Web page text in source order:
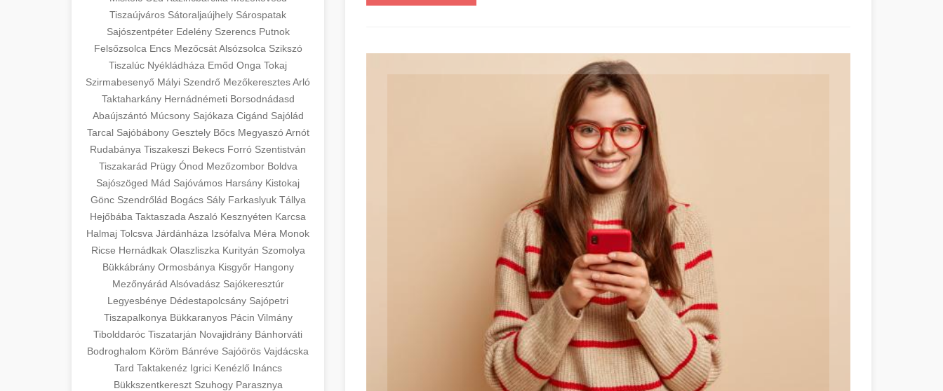
Tiszaújváros Sátoraljaújhely Sárospatak
Sajószentpéter Edelény Szerencs Putnok
Felsőzsolca Encs MezőcsátAlsózsolca Szikszó
Tiszalúc Nyékládháza Emőd Onga Tokaj
Szirmabesenyő Mályi Szendrő MezőkeresztesArló
Taktaharkány Hernádnémeti Borsodnádasd
Abaújszántó Múcsony Sajókaza Cigánd Sajólád
Tarcal Sajóbábony Gesztely Bőcs MegyaszóArnót
Rudabánya Tiszakeszi Bekecs Forró Szentistván
Tiszakarád Prügy Ónod Mezőzombor Boldva
Sajószöged Mád Sajóvámos Harsány Kistokaj
Gönc Szendrőlád Bogács Sály Farkaslyuk Tállya
Hejőbába Taktaszada Aszaló Kesznyéten Karcsa
Halmaj Tolcsva Járdánháza Izsófalva Méra Monok
Ricse Hernádkak Olaszliszka Kurityán Szomolya
Bükkábrány Ormosbánya Kisgyőr Hangony
Mezőnyárád Alsóvadász Sajókeresztúr
Legyesbénye Dédestapolcsány Sajópetri
Tiszapalkonya Bükkaranyos Pácin Vilmány
Tibolddaróc Tiszatarján Novajidrány Bánhorváti
Bodroghalom Köröm Bánréve Sajóörös Vajdácska
Tard Taktakenéz Igrici Kenézlő Ináncs
Bükkszentkereszt Szuhogy Parasznya